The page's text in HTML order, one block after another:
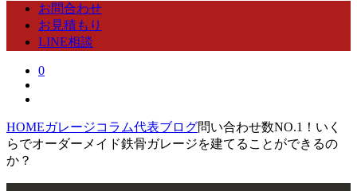
お問合わせ
お見積もり
LINE相談
0
HOMEガレージコラム代表ブログ問い合わせ数NO.1！いく
らでオーダーメイド鉄骨ガレージを建てることができるの
か？